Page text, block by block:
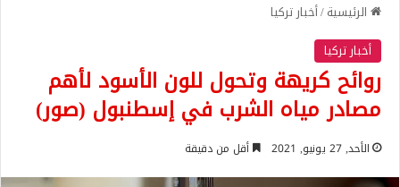
الرئيسية/أخبار تركيا
أخبار تركيا
روائح كريهة وتحول للون الأسود لأهم
مصادر مياه الشرب في إسطنبول (صور)
الأحد, 27 يونيو, 2021 أقل من دقيقة